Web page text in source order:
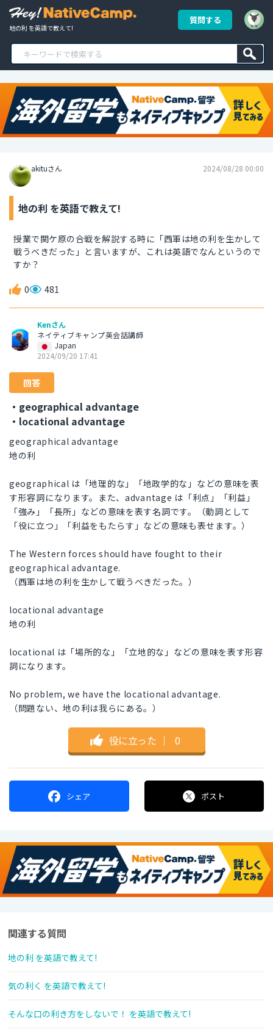
地の利 を英語で教えて!
質問する
akituさん 2024/08/28 00:00
地の利 を英語で教えて!
授業で関ケ原の合戦を解説する時に「西軍は地の利を生かして
戦うべきだった」と言いますが、これは英語でなんというので
すか？
0 481
Kenさん
ネイティブキャンプ英会話講師
Japan
2024/09/20 17:41
回答
・geographical advantage
・locational advantage
geographical advantage
地の利
geographical は「地理的な」「地政学的な」などの意味を表
す形容詞になります。また、advantage は「利点」「利益」
「強み」「長所」などの意味を表す名詞です。（動詞として
「役に立つ」「利益をもたらす」などの意味も表せます。）
The Western forces should have fought to their
geographical advantage.
（西軍は地の利を生かして戦うべきだった。）
locational advantage
地の利
locational は「場所的な」「立地的な」などの意味を表す形容
詞になります。
No problem, we have the locational advantage.
（問題ない、地の利は我らにある。）
役に立った ｜ 0
シェア ポスト
関連する質問
地の利 を英語で教えて!
気の利く を英語で教えて!
そんな口の利き方をしないで！ を英語で教えて!